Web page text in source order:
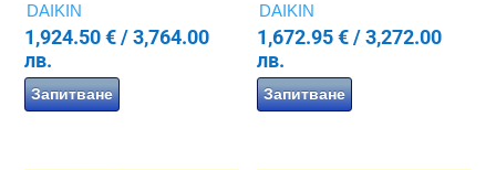
DAIKIN
1,924.50€ / 3,764.00
лв.
Запитване
DAIKIN
1,672.95€/ 3,272.00
лв.
Запитване